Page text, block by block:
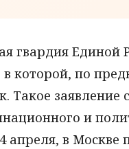
гвардия Единой
которой, по
Такое
и
апреля, в